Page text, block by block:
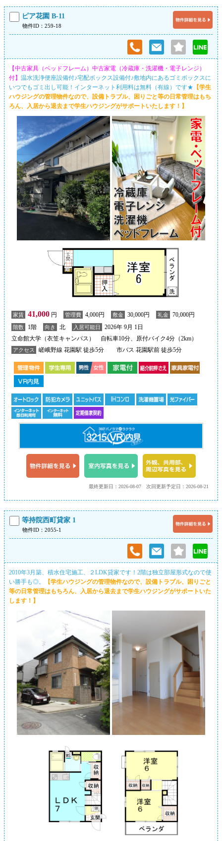
ピア花園 B-11
物件ID：259-18
【中古家具（ベッドフレーム）中古家電（冷蔵庫・洗濯機・電子レンジ）
付】 温水洗浄便座設備付♪宅配ボックス設備付♪敷地内にあるゴミボックスに
いつでもゴミ出し可能！インターネット利用料は無料（有線）です★ 【学生
ハウジングの管理物件なので、設備トラブル、困りごと等の日常管理はもち
ろん、入居から退去まで学生ハウジングがサポートいたします！】
家賃 41,000 円 管理費 4,000円 敷金 30,000円 礼金 70,000円
階数 1階 向き 北 入居可能日
2026年 9月 1日
立命館大学（衣笠キャンパス） 自転車10分、原付バイク4分（2km）
アクセス 嵯峨野線 花園駅 徒歩5分 市バス 花園駅前 徒歩5分
次回更新予定日：2026-08-21
最終更新日：2026-08-07
等持院西町貸家 1
物件ID：2055-1
2010年3月築、積水住宅施工、２LDK貸家です！2階は独立部屋形式なので使
い勝手も◎。
【学生ハウジングの管理物件なので、設備トラブル、困りごと
等の日常管理はもちろん、入居から退去まで学生ハウジングがサポートいた
します！】